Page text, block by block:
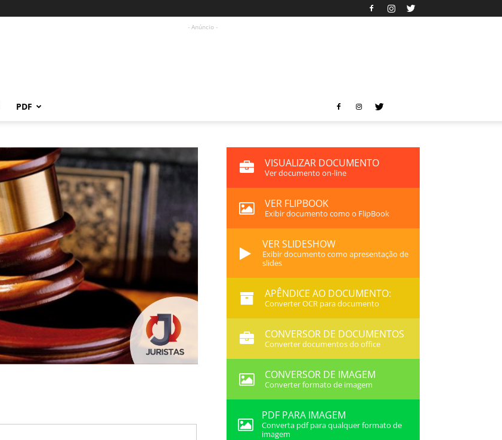
- Anúncio -
PDF
VISUALIZAR DOCUMENTO
Ver documento on-line
VER FLIPBOOK
Exibir documento como o FlipBook
VER SLIDESHOW
Exibir documento como apresentação de
slides
APÊNDICE AO DOCUMENTO:
Converter OCR para documento
CONVERSOR DE DOCUMENTOS
Converter documentos do office
CONVERSOR DE IMAGEM
Converter formato de imagem
PDF PARA IMAGEM
Converta pdf para qualquer formato de
imagem